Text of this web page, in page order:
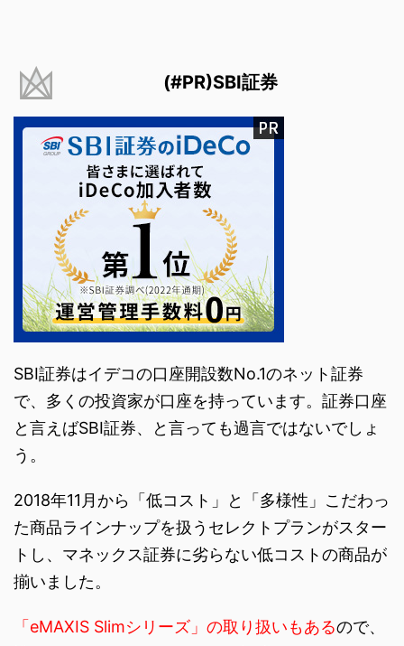
(#PR)SBI証券
SBI証券はイデコの口座開設数No.1のネット証券
で、多くの投資家が口座を持っています。証券口座
と言えばSBI証券、と言っても過言ではないでしょ
う。
2018年11月から「低コスト」と「多様性」こだわっ
た商品ラインナップを扱うセレクトプランがスター
トし、マネックス証券に劣らない低コストの商品が
揃いました。
「eMAXIS Slimシリーズ」の取り扱いもあるので、